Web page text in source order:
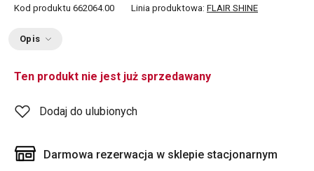
Kod produktu 662064.00 Linia produktowa: FLAIR SHINE
Opis
Ten produkt nie jest już sprzedawany
Dodaj do ulubionych
Darmowa rezerwacja w sklepie stacjonarnym